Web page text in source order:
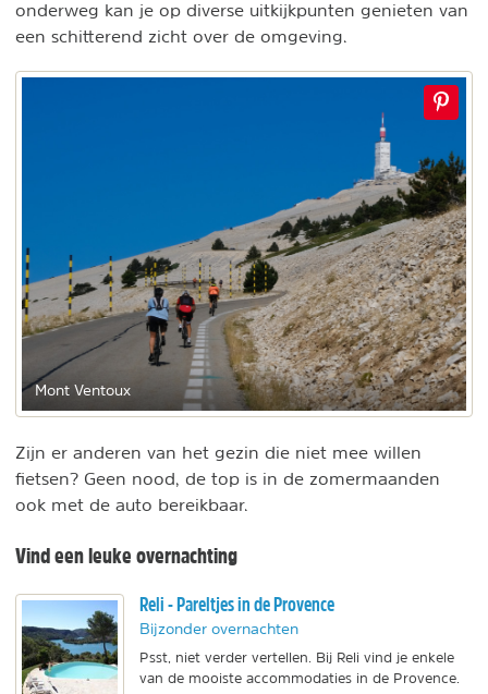
onderweg kan je op diverse uitkijkpunten genieten van
een schitterend zicht over de omgeving.
Mont Ventoux
Zijn er anderen van het gezin die niet mee willen
fietsen? Geen nood, de top is in de zomermaanden
ook met de auto bereikbaar.
Vind een leuke overnachting
Reli - Pareltjes in de Provence
Bijzonder overnachten
Psst, niet verder vertellen. Bij Reli vind je enkele
van de mooiste accommodaties in de Provence.